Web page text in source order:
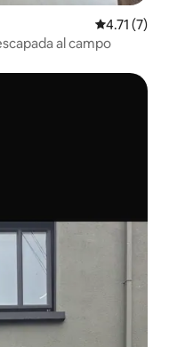
Calificación
4.71 (7)
al campo